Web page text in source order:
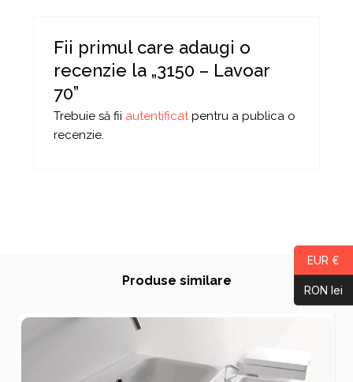
Fii primul care adaugi o
recenzie la „3150 – Lavoar
70”
Trebuie să fii autentificatpentru a publica o
recenzie.
Produse similare
EUR €
RON lei